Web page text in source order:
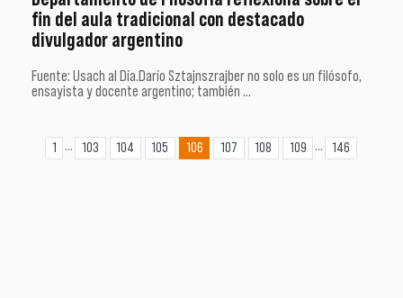
fin del aula tradicional con destacado
divulgador argentino
Fuente: Usach al Día.Darío Sztajnszrajber no solo es un filósofo,
ensayista y docente argentino; también …
1 ... 103 104 105 106 107 108 109 ... 146